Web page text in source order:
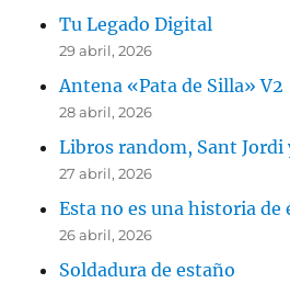
Tu Legado Digital
29 abril, 2026
Antena «Pata de Silla» V2
28 abril, 2026
Libros random, Sant Jordi
27 abril, 2026
Esta no es una historia de
26 abril, 2026
Soldadura de estaño